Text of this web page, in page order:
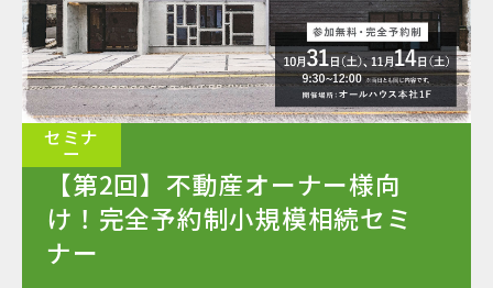
セミナ
ー
【第2回】不動産オーナー様向
け！完全予約制小規模相続セミ
ナー